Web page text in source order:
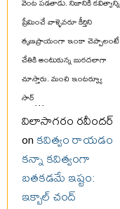
వెంట పడతాడు. నిజానికి కవిత్వాన్ని
ప్రేమించే వాళ్ళెవరూ కీర్తిని
తృణప్రాయంగా ఇంకా చెప్పాలంటే
చేతికి అంటుకున్న బురదలాగా
చూస్తారు. మంచి ఇంటర్వ్యూ
సార్...
విలాసాగరం రవీందర్
onకవిత్వం రాయడం
కన్నా కవిత్వంగా
బతకడమే ఇష్టం:
ఇక్బాల్ చంద్